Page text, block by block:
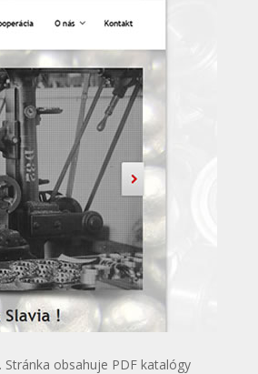
Stránka obsahuje PDF katalógy